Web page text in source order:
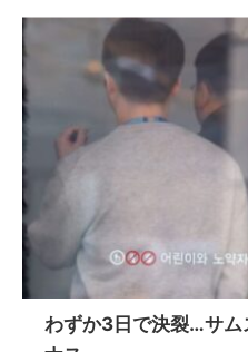
わずか3日で決裂…サム